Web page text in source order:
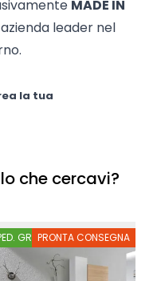
MADE IN
leader nel
la tua
che cercavi?
GRATISPRONTA CONSEGNA